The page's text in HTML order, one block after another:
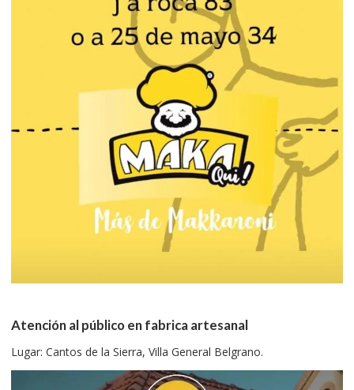
Atención al público en fabrica artesanal
Lugar: Cantos de la Sierra, Villa General Belgrano.